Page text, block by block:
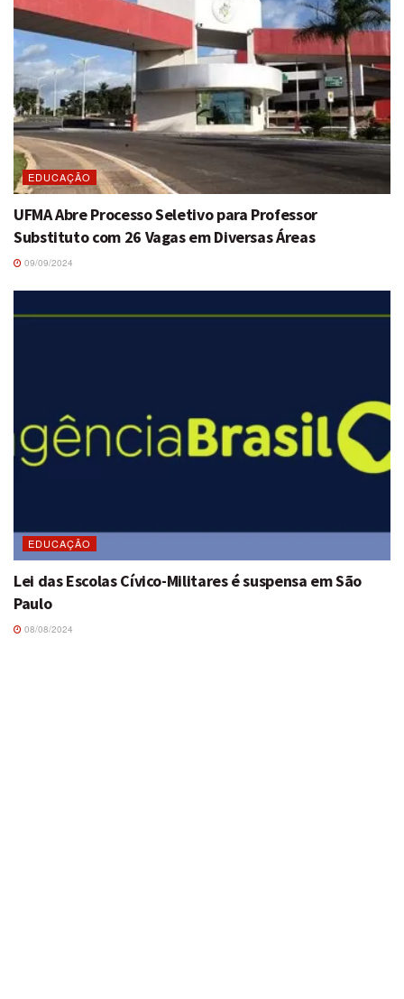
EDUCAÇÃO
UFMA Abre Processo Seletivo para Professor
Substituto com 26 Vagas em Diversas Áreas
09/09/2024
EDUCAÇÃO
Lei das Escolas Cívico-Militares é suspensa em São
Paulo
08/08/2024